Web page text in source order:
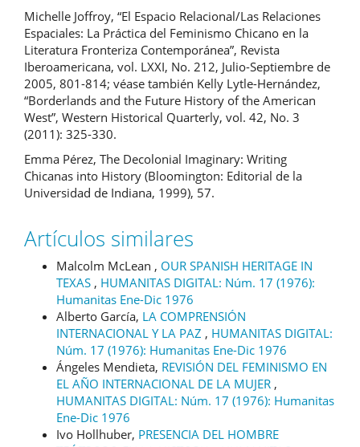
Michelle Joffroy, “El Espacio Relacional/Las Relaciones
Espaciales: La Práctica del Feminismo Chicano en la
Literatura Fronteriza Contemporánea”, Revista
Iberoamericana, vol. LXXI, No. 212, Julio-Septiembre de
2005, 801-814; véase también Kelly Lytle-Hernández,
“Borderlands and the Future History of the American
West”, Western Historical Quarterly, vol. 42, No. 3
(2011): 325-330.
Emma Pérez, The Decolonial Imaginary: Writing
Chicanas into History (Bloomington: Editorial de la
Universidad de Indiana, 1999), 57.
Artículos similares
Malcolm McLean , OUR SPANISH HERITAGE IN
TEXAS , HUMANITAS DIGITAL: Núm. 17 (1976):
Humanitas Ene-Dic 1976
Alberto García, LA COMPRENSIÓN
INTERNACIONAL Y LA PAZ , HUMANITAS DIGITAL:
Núm. 17 (1976): Humanitas Ene-Dic 1976
Ángeles Mendieta, REVISIÓN DEL FEMINISMO EN
EL AÑO INTERNACIONAL DE LA MUJER ,
HUMANITAS DIGITAL: Núm. 17 (1976): Humanitas
Ene-Dic 1976
Ivo Hollhuber, PRESENCIA DEL HOMBRE